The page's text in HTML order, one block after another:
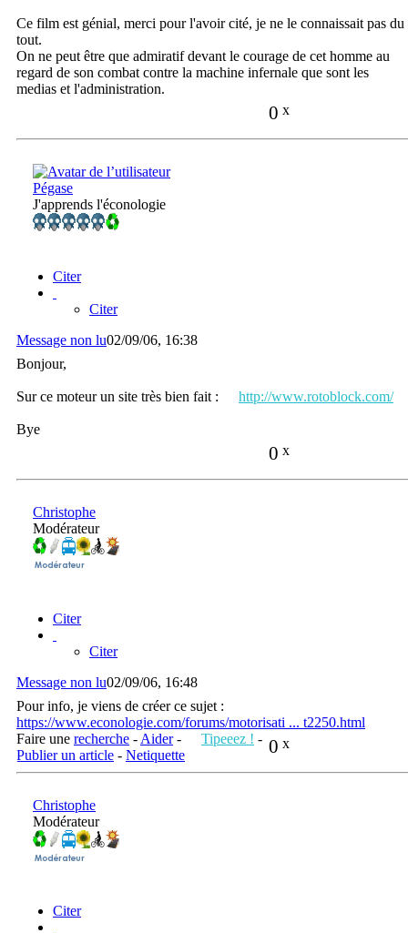
Ce film est génial, merci pour l'avoir cité, je ne le connaissait pas du
tout.
On ne peut être que admiratif devant le courage de cet homme au
regard de son combat contre la machine infernale que sont les
medias et l'administration.
0 x
Pégase
J'apprends l'éconologie
Citer
Citer
Message non lu02/09/06, 16:38
Bonjour,
Sur ce moteur un site très bien fait : http://www.rotoblock.com/
Bye
0 x
Christophe
Modérateur
Citer
Citer
Message non lu02/09/06, 16:48
Pour info, je viens de créer ce sujet :
https://www.econologie.com/forums/motorisati ... t2250.html
0 x
Faire une recherche - Aider- Tipeeez ! -
Publier un article - Netiquette
Christophe
Modérateur
Citer